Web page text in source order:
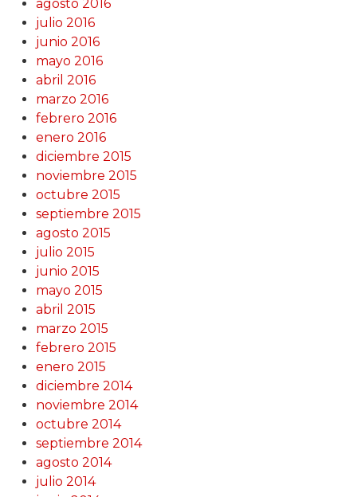
agosto 2016
julio 2016
junio 2016
mayo 2016
abril 2016
marzo 2016
febrero 2016
enero 2016
diciembre 2015
noviembre 2015
octubre 2015
septiembre 2015
agosto 2015
julio 2015
junio 2015
mayo 2015
abril 2015
marzo 2015
febrero 2015
enero 2015
diciembre 2014
noviembre 2014
octubre 2014
septiembre 2014
agosto 2014
julio 2014